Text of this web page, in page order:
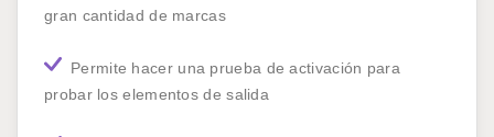
gran cantidad de marcas
Permite hacer una prueba de activación para
probar los elementos de salida